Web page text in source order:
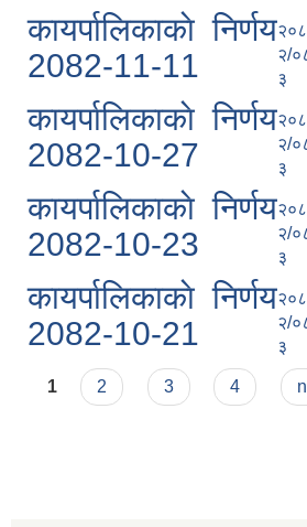
कायर्पालिकाकाे निर्णय
2082-11-11
२०८
२/
३
कायर्पालिकाकाे निर्णय
2082-10-27
२०८
२/
३
कायर्पालिकाकाे निर्णय
2082-10-23
२०८
२/
३
कायर्पालिकाकाे निर्णय
2082-10-21
२०८
२/
३
Pages
1 2 3 4